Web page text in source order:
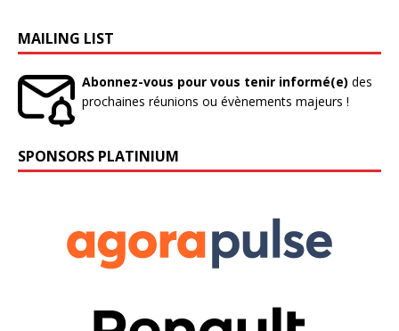
MAILING LIST
Abonnez-vous pour vous tenir informé(e) des
prochaines réunions ou évènements majeurs !
SPONSORS PLATINIUM